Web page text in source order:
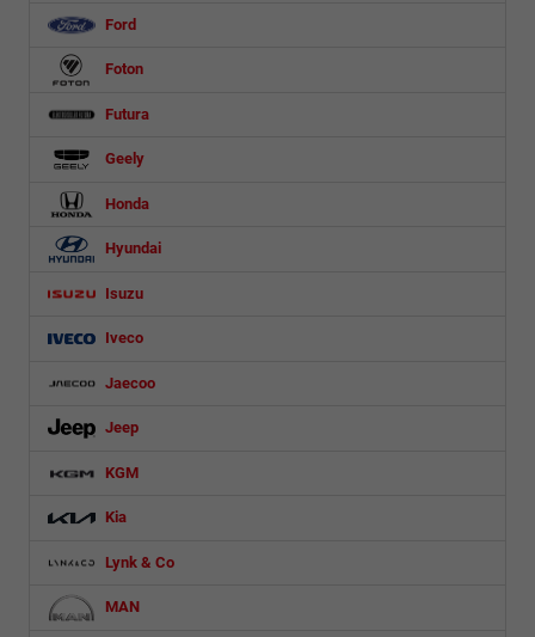
Ford
Foton
Futura
Geely
Honda
Hyundai
Isuzu
Iveco
Jaecoo
Jeep
KGM
Kia
Lynk & Co
MAN